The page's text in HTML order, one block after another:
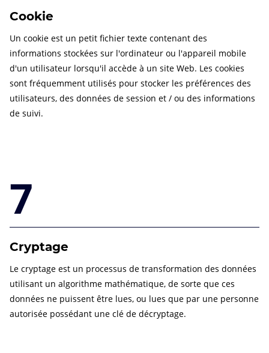
Cookie
Un cookie est un petit fichier texte contenant des
informations stockées sur l'ordinateur ou l'appareil mobile
d'un utilisateur lorsqu'il accède à un site Web. Les cookies
sont fréquemment utilisés pour stocker les préférences des
utilisateurs, des données de session et / ou des informations
de suivi.
7
Cryptage
Le cryptage est un processus de transformation des données
utilisant un algorithme mathématique, de sorte que ces
données ne puissent être lues, ou lues que par une personne
autorisée possédant une clé de décryptage.